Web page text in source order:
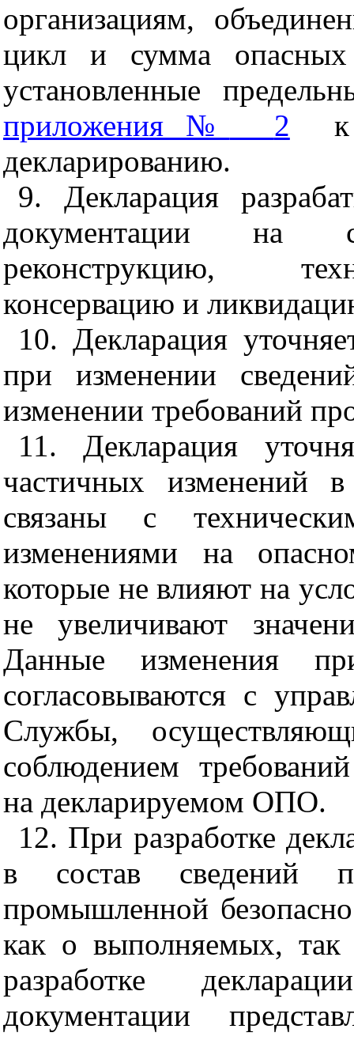
организациям,
цикл и сумма
установленные
приложения №
2
декларированию.
9. Декларация
документации на
реконструкцию,
консервацию и
10. Декларация
при изменении
изменении требований
11. Декларация
частичных изменений
связаны с
изменениями на
которые не влияют на
не увеличивают
Данные изменения
согласовываются с
Службы,
соблюдением
на декларируемом ОПО.
12. При разработке
в состав сведений
промышленной
как о выполняемых,
разработке
документации